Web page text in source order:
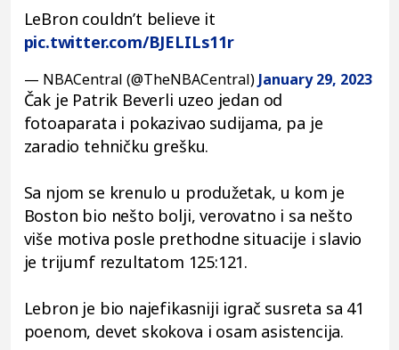
LeBron couldn’t believe it
pic.twitter.com/BJELILs11r
— NBACentral (@TheNBACentral) January 29, 2023
Čak je Patrik Beverli uzeo jedan od
fotoaparata i pokazivao sudijama, pa je
zaradio tehničku grešku.
Sa njom se krenulo u produžetak, u kom je
Boston bio nešto bolji, verovatno i sa nešto
više motiva posle prethodne situacije i slavio
je trijumf rezultatom 125:121.
Lebron je bio najefikasniji igrač susreta sa 41
poenom, devet skokova i osam asistencija.